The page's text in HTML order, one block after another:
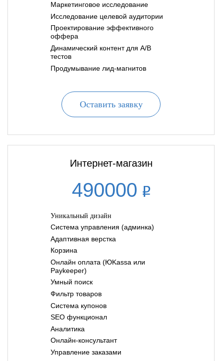
Маркетинговое исследование
Исследование целевой аудитории
Проектирование эффективного
оффера
Динамический контент для A/B
тестов
Продумывание лид-магнитов
Оставить заявку
Интернет-магазин
490000
Уникальный дизайн
Система управления (админка)
Адаптивная верстка
Корзина
Онлайн оплата (ЮKassa или
Paykeeper)
Умный поиск
Фильтр товаров
Система купонов
SEO функционал
Аналитика
Онлайн-консультант
Управление заказами